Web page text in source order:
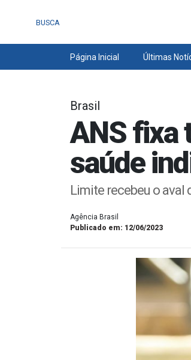
BUSCA
Página Inicial Últimas
Brasil
ANS fixa
saúde
Limite recebeu o
Agência Brasil
Publicado em: 12/06/2023